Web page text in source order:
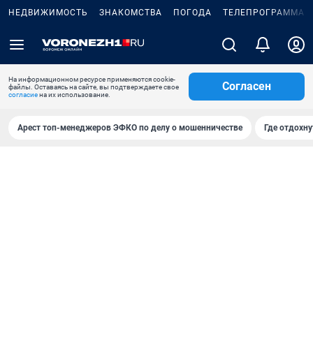
НЕДВИЖИМОСТЬ ЗНАКОМСТВА ПОГОДА ТЕЛЕПРОГРАММА
На информационном ресурсе применяются cookie-
файлы. Оставаясь на сайте, вы подтверждаете свое
согласиена их использование.
Согласен
Арест топ-менеджеров ЭФКО по делу о мошенничестве Где